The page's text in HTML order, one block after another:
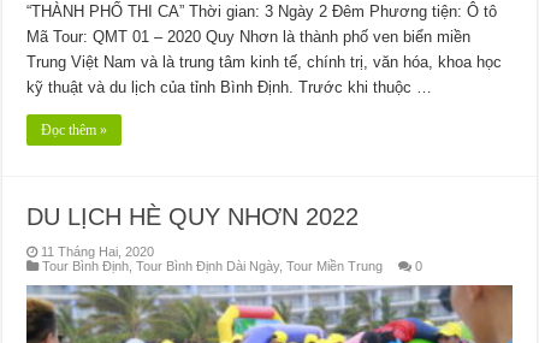
“THÀNH PHỐ THI CA” Thời gian: 3 Ngày 2 Đêm Phương tiện: Ô tô
Mã Tour: QMT 01 – 2020 Quy Nhơn là thành phố ven biển miền
Trung Việt Nam và là trung tâm kinh tế, chính trị, văn hóa, khoa học
kỹ thuật và du lịch của tỉnh Bình Định. Trước khi thuộc …
Đọc thêm »
DU LỊCH HÈ QUY NHƠN 2022
11 Tháng Hai, 2020
Tour Bình Định ,Tour Bình Định Dài Ngày,Tour Miền Trung 0